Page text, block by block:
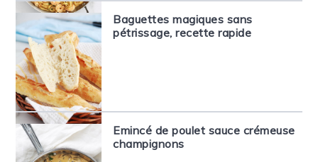
Baguettes magiques sans
pétrissage, recette rapide
Emincé de poulet sauce crémeuse
champignons